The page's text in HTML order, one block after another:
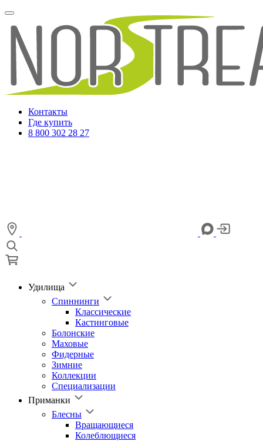
Контакты
Где купить
8 800 302 28 27
Удилища
Спиннинги
Классические
Кастинговые
Болонские
Маховые
Фидерные
Зимние
Коллекции
Специализации
Приманки
Блесны
Вращающиеся
Колеблющиеся